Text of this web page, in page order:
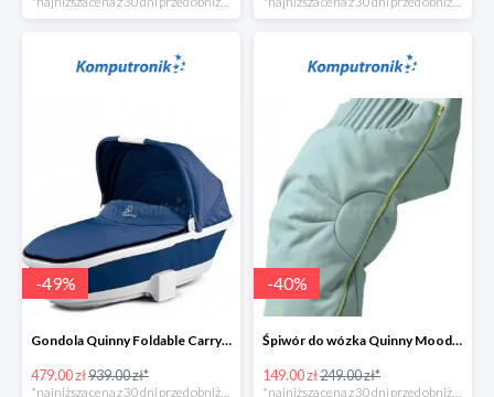
-49%
Gondola Quinny Foldable Carrycot Blue Base w super cenie
479.00 zł939.00 zł*
-40%
Śpiwór do wózka Quinny Moodd Grey Crackle w super cenie
149.00 zł249.00 zł*